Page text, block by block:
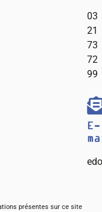
03
21
73
72
99
E-
présentes sur ce site